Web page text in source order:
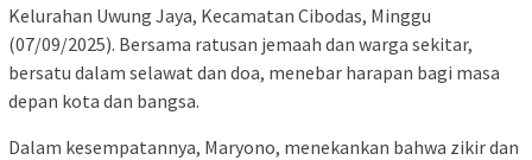
Kelurahan Uwung Jaya, Kecamatan Cibodas, Minggu
(07/09/2025). Bersama ratusan jemaah dan warga sekitar,
bersatu dalam selawat dan doa, menebar harapan bagi masa
depan kota dan bangsa.
Dalam kesempatannya, Maryono, menekankan bahwa zikir dan